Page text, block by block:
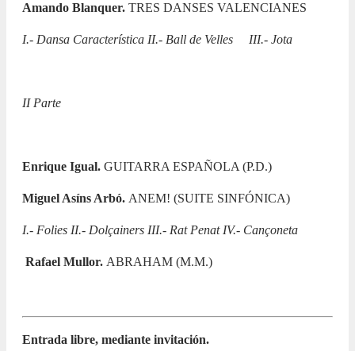
Amando Blanquer. TRES DANSES VALENCIANES
I.- Dansa Característica II.- Ball de Velles III.- Jota
II Parte
Enrique Igual. GUITARRA ESPAÑOLA (P.D.)
Miguel Asíns Arbó. ANEM! (SUITE SINFÓNICA)
I.- Folies II.- Dolçainers III.- Rat Penat IV.- Cançoneta
Rafael Mullor. ABRAHAM (M.M.)
Entrada libre, mediante invitación.